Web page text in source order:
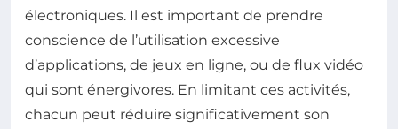
électroniques. Il est important de prendre
conscience de l’utilisation excessive
d’applications, de jeux en ligne, ou de flux vidéo
qui sont énergivores. En limitant ces activités,
chacun peut réduire significativement son